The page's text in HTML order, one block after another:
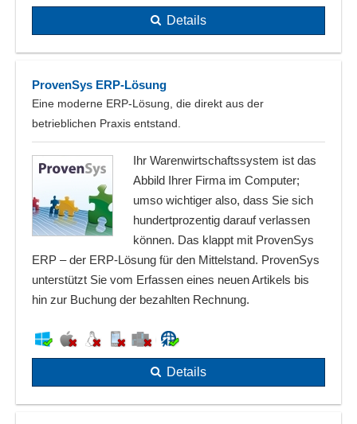
Details
ProvenSys ERP-Lösung
Eine moderne ERP-Lösung, die direkt aus der
betrieblichen Praxis entstand.
Ihr Warenwirtschaftssystem ist das
Abbild Ihrer Firma im Computer;
umso wichtiger also, dass Sie sich
hundertprozentig darauf verlassen
können. Das klappt mit ProvenSys
ERP – der ERP-Lösung für den Mittelstand. ProvenSys
unterstützt Sie vom Erfassen eines neuen Artikels bis
hin zur Buchung der bezahlten Rechnung.
Details